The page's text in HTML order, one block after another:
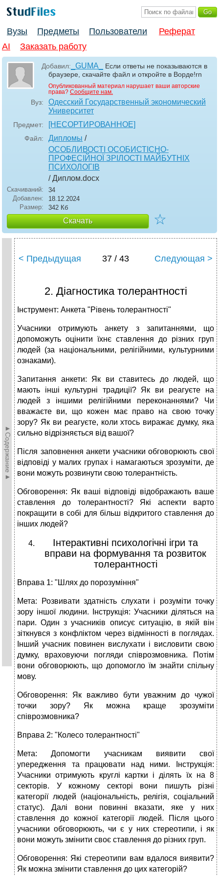
Вузы Предметы Пользователи
Реферат
AI
Заказать работу
Добавил: _GUMA_
Если ответы не показываются в
браузере, скачайте файл и откройте в Ворде!rn
Опубликованный материал нарушает ваши авторские
права? Сообщите нам.
Вуз:
Одесский Государственный экономический
Университет
Предмет: [НЕСОРТИРОВАННОЕ]
Файл: Дипломы /
ОСОБЛИВОСТІ ОСОБИСТІСНО-
ПРОФЕСІЙНОЇ ЗРІЛОСТІ МАЙБУТНІХ
ПСИХОЛОГІВ
/ Диплом.docx
Скачиваний:
34
Добавлен:
18.12.2024
Размер:
342 Кб
Скачать ☆
►Содержание►
< Предыдущая 37 / 43 Следующая >
2. Діагностика толерантності
Інструмент: Анкета "Рівень толерантності"
Учасники отримують анкету з запитаннями, що
допоможуть оцінити їхнє ставлення до різних груп
людей (за національними, релігійними, культурними
ознаками).
Запитання анкети: Як ви ставитесь до людей, що
мають інші культурні традиції? Як ви реагуєте на
людей з іншими релігійними переконаннями? Чи
вважаєте ви, що кожен має право на свою точку
зору? Як ви реагуєте, коли хтось виражає думку, яка
сильно відрізняється від вашої?
Після заповнення анкети учасники обговорюють свої
відповіді у малих групах і намагаються зрозуміти, де
вони можуть розвинути свою толерантність.
Обговорення: Як ваші відповіді відображають ваше
ставлення до толерантності? Які аспекти варто
покращити в собі для більш відкритого ставлення до
інших людей?
Інтерактивні психологічні ігри та
вправи на формування та розвиток
толерантності
Вправа 1: "Шлях до порозуміння"
Мета: Розвивати здатність слухати і розуміти точку
зору іншої людини. Інструкція: Учасники діляться на
пари. Один з учасників описує ситуацію, в якій він
зіткнувся з конфліктом через відмінності в поглядах.
Інший учасник повинен вислухати і висловити свою
думку, враховуючи погляди співрозмовника. Потім
вони обговорюють, що допомогло їм знайти спільну
мову.
Обговорення: Як важливо бути уважним до чужої
точки зору? Як можна краще зрозуміти
співрозмовника?
Вправа 2: "Колесо толерантності"
Мета: Допомогти учасникам виявити свої
упередження та працювати над ними. Інструкція:
Учасники отримують круглі картки і ділять їх на 8
секторів. У кожному секторі вони пишуть різні
категорії людей (національність, релігія, соціальний
статус). Далі вони повинні вказати, яке у них
ставлення до кожної категорії людей. Після цього
учасники обговорюють, чи є у них стереотипи, і як
вони можуть змінити своє ставлення до різних груп.
Обговорення: Які стереотипи вам вдалося виявити?
Як можна змінити ставлення до цих категорій?